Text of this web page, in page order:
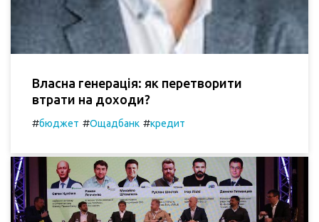
Власна генерація: як перетворити
втрати на доходи?
#бюджет #Ощадбанк #кредит